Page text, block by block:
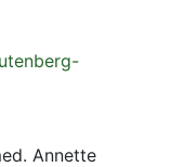
Annette